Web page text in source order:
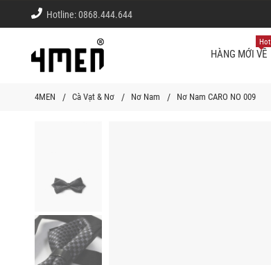
Hotline:0868.444.644
HÀNG MỚI VỀ
Hot
4MEN Cà Vạt & Nơ Nơ Nam Nơ Nam CARO NO 009